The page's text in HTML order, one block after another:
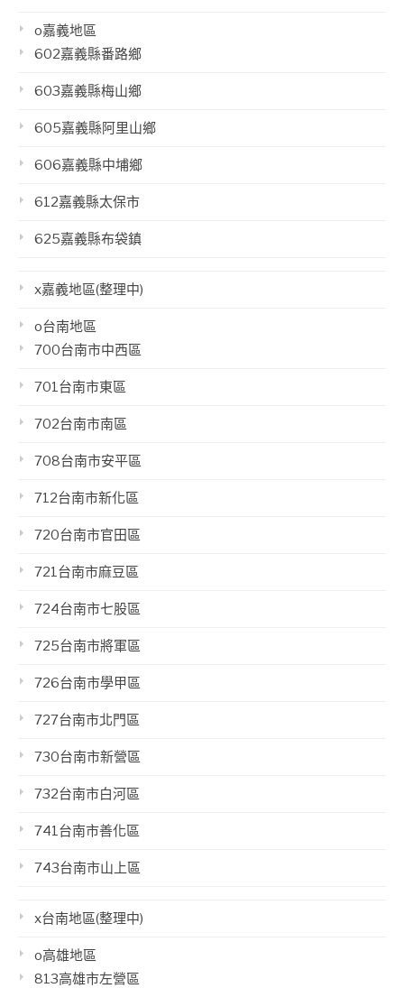
o嘉義地區
602嘉義縣番路鄉
603嘉義縣梅山鄉
605嘉義縣阿里山鄉
606嘉義縣中埔鄉
612嘉義縣太保市
625嘉義縣布袋鎮
x嘉義地區(整理中)
o台南地區
700台南市中西區
701台南市東區
702台南市南區
708台南市安平區
712台南市新化區
720台南市官田區
721台南市麻豆區
724台南市七股區
725台南市將軍區
726台南市學甲區
727台南市北門區
730台南市新營區
732台南市白河區
741台南市善化區
743台南市山上區
x台南地區(整理中)
o高雄地區
813高雄市左營區